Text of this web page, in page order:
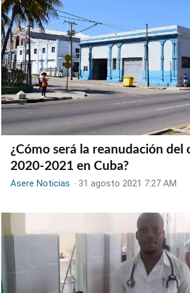
¿Cómo será la reanudación del
2020-2021 en Cuba?
Asere Noticias - 31 agosto 2021 7:27 AM